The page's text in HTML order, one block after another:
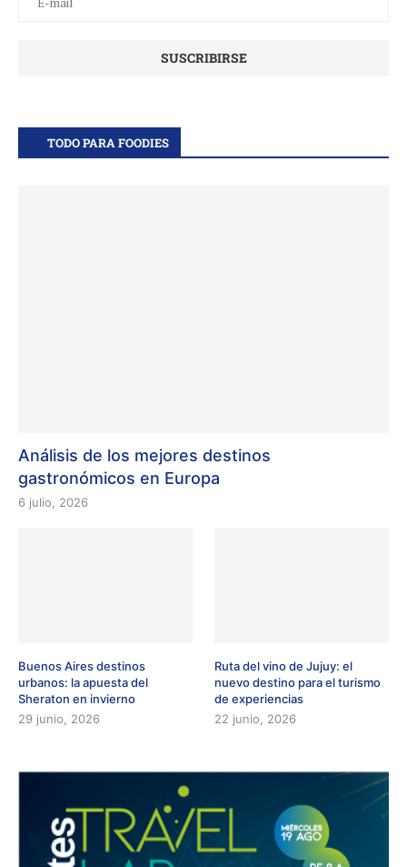
TODO PARA FOODIES
Análisis de los mejores destinos
gastronómicos en Europa
6 julio, 2026
Buenos Aires destinos
urbanos: la apuesta del
Sheraton en invierno
29 junio, 2026
Ruta del vino de Jujuy: el
nuevo destino para el turismo
de experiencias
22 junio, 2026